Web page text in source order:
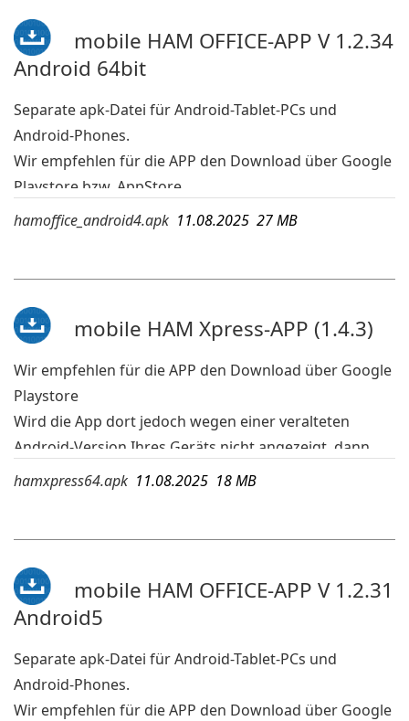
mobile HAM OFFICE-APP V 1.2.34
Android 64bit
Separate apk-Datei für Android-Tablet-PCs und
Android-Phones.
Wir empfehlen für die APP den Download über Google
Playstore bzw. AppStore.
Wird die App dort jedoch wegen einer veralteten
bei Android 4 lauffähig.
mehr Infos:www.hamoffice.de/app-hamoffice.htm
hamoffice_android4.apk 11.08.2025 27 MB
mobile HAM Xpress-APP (1.4.3)
Wir empfehlen für die APP den Download über Google
Playstore
Wird die App dort jedoch wegen einer veralteten
Android-Version Ihres Geräts nicht angezeigt, dann
kann die APK-Datei geladen und auf dem mobilen
hamxpress64.apk 11.08.2025 18 MB
mobile HAM OFFICE-APP V 1.2.31
Android5
Separate apk-Datei für Android-Tablet-PCs und
Android-Phones.
Wir empfehlen für die APP den Download über Google